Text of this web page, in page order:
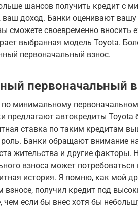
шансов получить кредит с
ваш доход. Банки оценивают
сможете своевременно вносить
выбранная модель Toyota.
первоначальный взнос.
первоначальный
минимальному
предлагают автокредиты Toyota
ставка по таким кредитам
Банки обращают внимание
жительства и другие факторы.
взноса может
история. Я помню, как мой
взносе, получил кредит под
чем если бы внес хотя бы